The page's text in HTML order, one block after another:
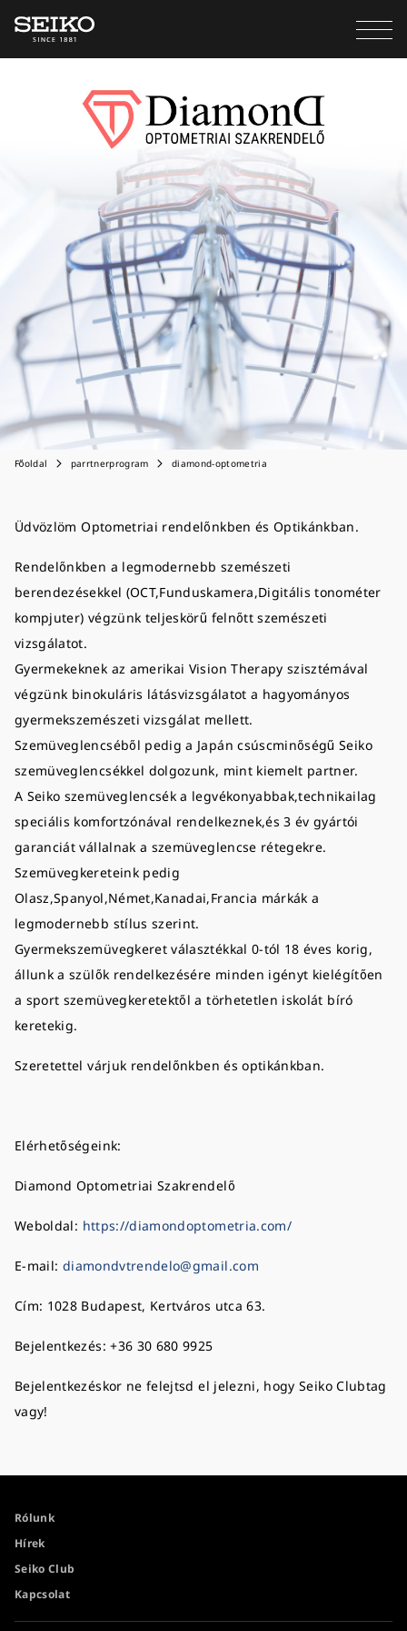
Főoldal parrtnerprogram diamond-optometria
ÜdvözlömOptometriai rendelőnkben és Optikánkban.
Rendelőnkben a legmodernebb szemészeti
berendezésekkel (OCT,Funduskamera,Digitális tonométer
kompjuter) végzünk teljeskörű felnőtt szemészeti
vizsgálatot.
Gyermekeknek az amerikai Vision Therapy szisztémával
végzünk binokuláris látásvizsgálatot a hagyományos
gyermekszemészeti vizsgálat mellett.
Szemüveglencséből pedig a Japán csúscminőségű Seiko
szemüveglencsékkel dolgozunk, mint kiemelt partner.
A Seiko szemüveglencsék a legvékonyabbak,technikailag
speciális komfortzónával rendelkeznek,és 3 év gyártói
garanciát vállalnak a szemüveglencse rétegekre.
Szemüvegkereteink pedig
Olasz,Spanyol,Német,Kanadai,Francia márkák a
legmodernebb stílus szerint.
Gyermekszemüvegkeret választékkal 0-tól 18 éves korig,
állunk a szülők rendelkezésére minden igényt kielégítően
a sport szemüvegkeretektől a törhetetlen iskolát bíró
keretekig.
Szeretettel várjuk rendelőnkben és optikánkban.
Elérhetőségeink:
Diamond Optometriai Szakrendelő
Weboldal: https://diamondoptometria.com/
E-mail: diamondvtrendelo@gmail.com
Cím: 1028 Budapest, Kertváros utca 63.
Bejelentkezés: +36 30 680 9925
Bejelentkezéskor ne felejtsd el jelezni, hogy Seiko Clubtag
vagy!
Rólunk
Hírek
Seiko Club
Kapcsolat